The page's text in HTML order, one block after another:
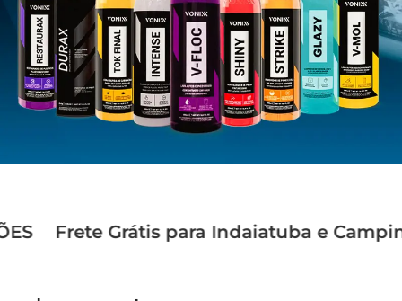
Frete Grátis para Indaiatuba e Campinas